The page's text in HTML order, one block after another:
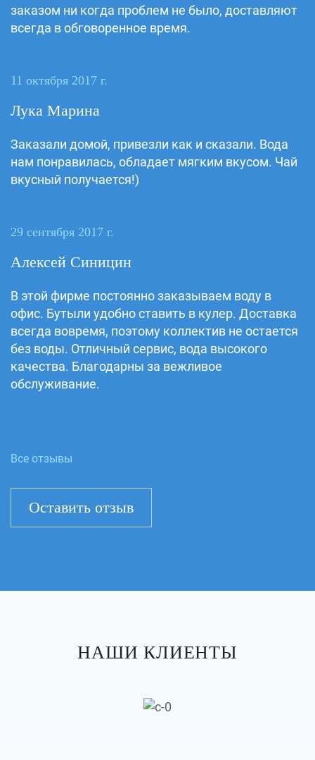
заказом ни когда проблем не было, доставляют
всегда в обговоренное время.
11 октября 2017 г.
Лука Марина
Заказали домой, привезли как и сказали. Вода
нам понравилась, обладает мягким вкусом. Чай
вкусный получается!)
29 сентября 2017 г.
Алексей Синицин
В этой фирме постоянно заказываем воду в
офис. Бутыли удобно ставить в кулер. Доставка
всегда вовремя, поэтому коллектив не остается
без воды. Отличный сервис, вода высокого
качества. Благодарны за вежливое
обслуживание.
Все отзывы
Оставить отзыв
НАШИ КЛИЕНТЫ